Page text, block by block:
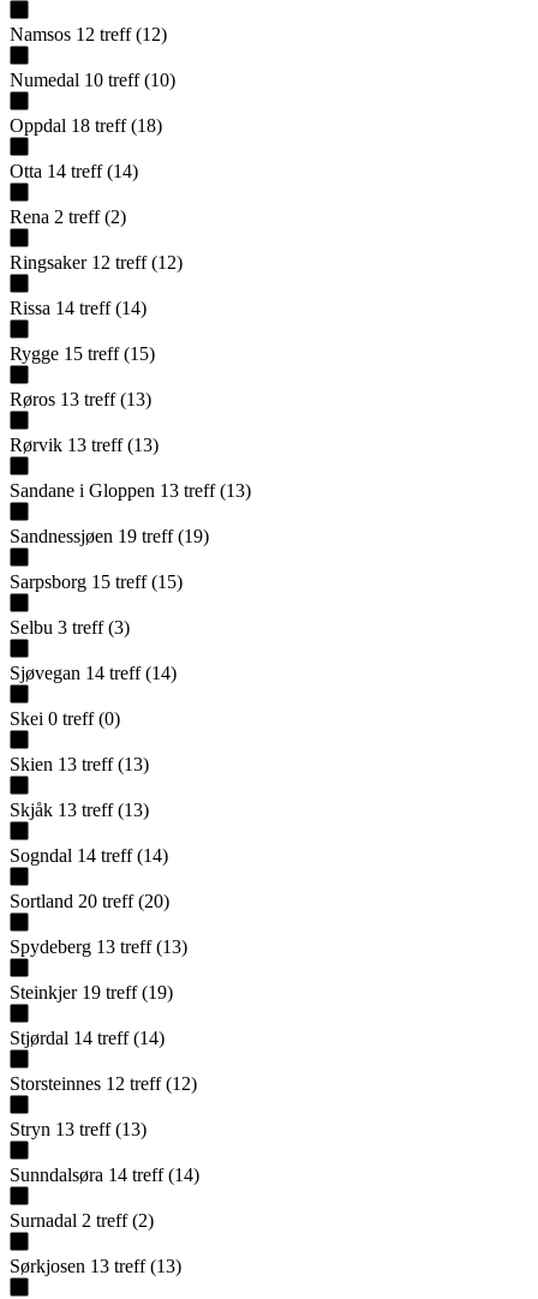
Namsos 12 treff (12)
Numedal 10 treff (10)
Oppdal 18 treff (18)
Otta 14 treff (14)
Rena 2 treff (2)
Ringsaker 12 treff (12)
Rissa 14 treff (14)
Rygge 15 treff (15)
Røros 13 treff (13)
Rørvik 13 treff (13)
Sandane i Gloppen 13 treff (13)
Sandnessjøen 19 treff (19)
Sarpsborg 15 treff (15)
Selbu 3 treff (3)
Sjøvegan 14 treff (14)
Skei 0 treff (0)
Skien 13 treff (13)
Skjåk 13 treff (13)
Sogndal 14 treff (14)
Sortland 20 treff (20)
Spydeberg 13 treff (13)
Steinkjer 19 treff (19)
Stjørdal 14 treff (14)
Storsteinnes 12 treff (12)
Stryn 13 treff (13)
Sunndalsøra 14 treff (14)
Surnadal 2 treff (2)
Sørkjosen 13 treff (13)